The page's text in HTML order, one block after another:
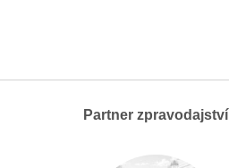
Partner zpravodajství